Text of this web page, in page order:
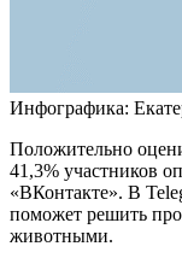
Инфографика:
Положительно
41,3% участников
«ВКонтакте». В
поможет решить
животными.